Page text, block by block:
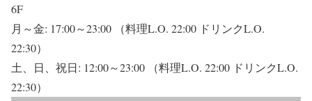
6F
月～金: 17:00～23:00 （料理L.O. 22:00 ドリンクL.O.
22:30）
土、日、祝日: 12:00～23:00 （料理L.O. 22:00 ドリンクL.O.
22:30）